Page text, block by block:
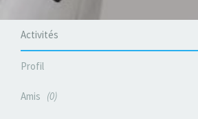
Activités
Profil
Amis 0